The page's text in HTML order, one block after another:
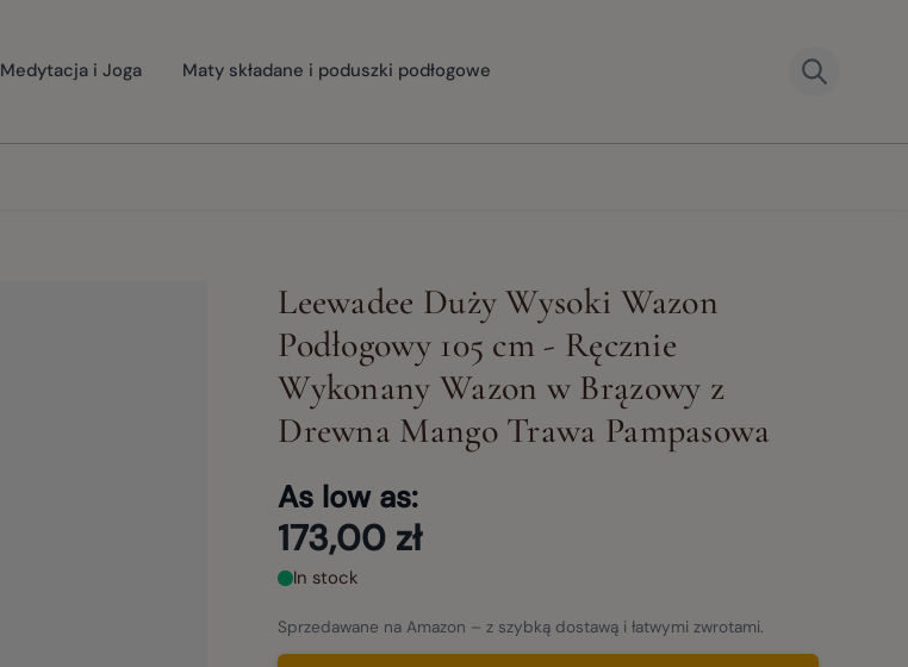
Medytacja i Joga Maty składane i poduszki podłogowe
Leewadee Duży Wysoki Wazon
Podłogowy 105 cm - Ręcznie
Wykonany Wazon w Brązowy z
Drewna Mango Trawa Pampasowa
As low as:
173,00 zł
In stock
Sprzedawane na Amazon – z szybką dostawą i łatwymi zwrotami.